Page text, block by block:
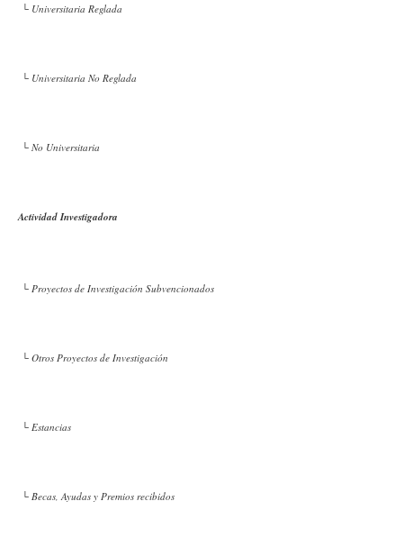
└ Universitaria Reglada
└ Universitaria No Reglada
└ No Universitaria
Actividad Investigadora
└ Proyectos de Investigación Subvencionados
└ Otros Proyectos de Investigación
└ Estancias
└ Becas, Ayudas y Premios recibidos